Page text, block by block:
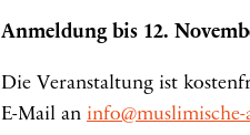
Anmeldung bis 12.
Die Veranstaltung ist
E-Mail an